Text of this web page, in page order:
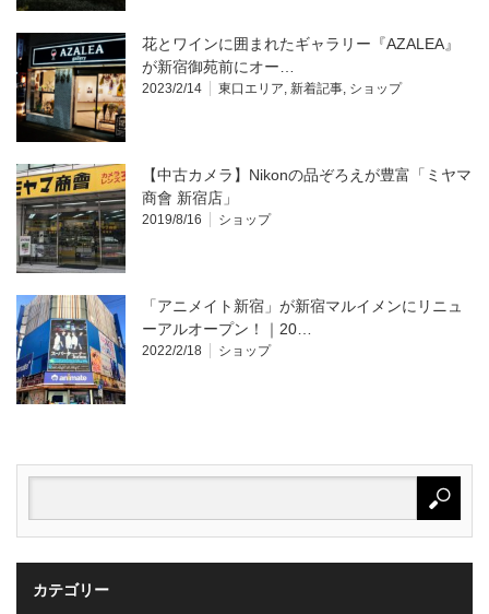
花とワインに囲まれたギャラリー『AZALEA』
が新宿御苑前にオー…
2023/2/14 東口エリア, 新着記事, ショップ
【中古カメラ】Nikonの品ぞろえが豊富「ミヤマ
商會 新宿店」
2019/8/16 ショップ
「アニメイト新宿」が新宿マルイメンにリニュ
ーアルオープン！｜20…
2022/2/18 ショップ
カテゴリー